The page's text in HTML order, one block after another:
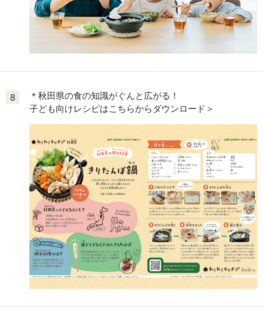
8
＊秋田県の食の知識がぐんと広がる！
子ども向けレシピはこちらからダウンロード＞